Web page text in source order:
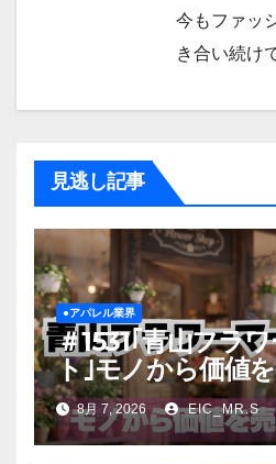
今もファッ
き合い続け
見逃し記事
●アパレル業界
＃1531｢青山フラ
ト｣モノから価値
8月 7, 2026 EIC_MR.S